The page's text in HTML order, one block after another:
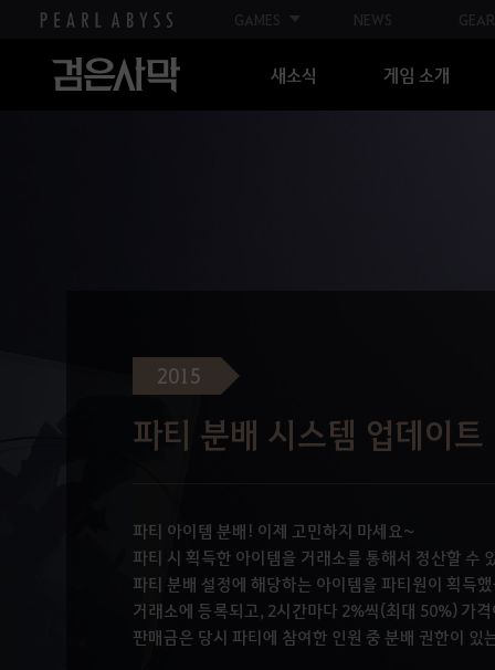
GAMES NEWS GEAR
새소식 게임 소개
2015
파티 분배 시스템 업데이트
파티 아이템 분배! 이제 고민하지 마세요~
파티 시 획득한 아이템을 거래소를 통해서 정산할 수
파티 분배 설정에 해당하는 아이템을 파티원이 획득
거래소에 등록되고, 2시간마다 2%씩(최대 50%) 가
판매금은 당시 파티에 참여한 인원 중 분배 권한이